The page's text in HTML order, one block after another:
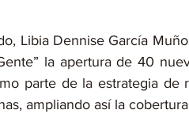
Libia Dennise García
la apertura de 40
parte de la estrategia de
ampliando así la